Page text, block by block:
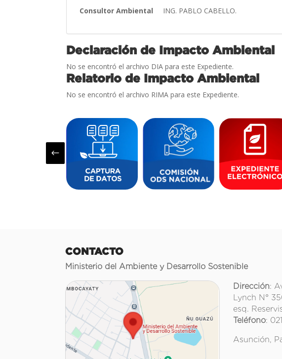
Consultor Ambiental ING. PABLO CABELLO.
Declaración de Impacto Ambiental
No se encontró el archivo DIA para este Expediente.
Relatorio de Impacto Ambiental
No se encontró el archivo RIMA para este Expediente.
#
CONTACTO
Ministerio del Ambiente y Desarrollo Sostenible
Dirección:
Lynch N°
esq.
Teléfono:
Asunción,